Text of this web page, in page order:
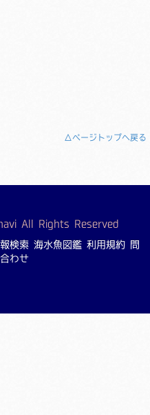
△ページトップへ戻る
All Rights Reserved
検索 海水魚図鑑 利用規約
問
わせ